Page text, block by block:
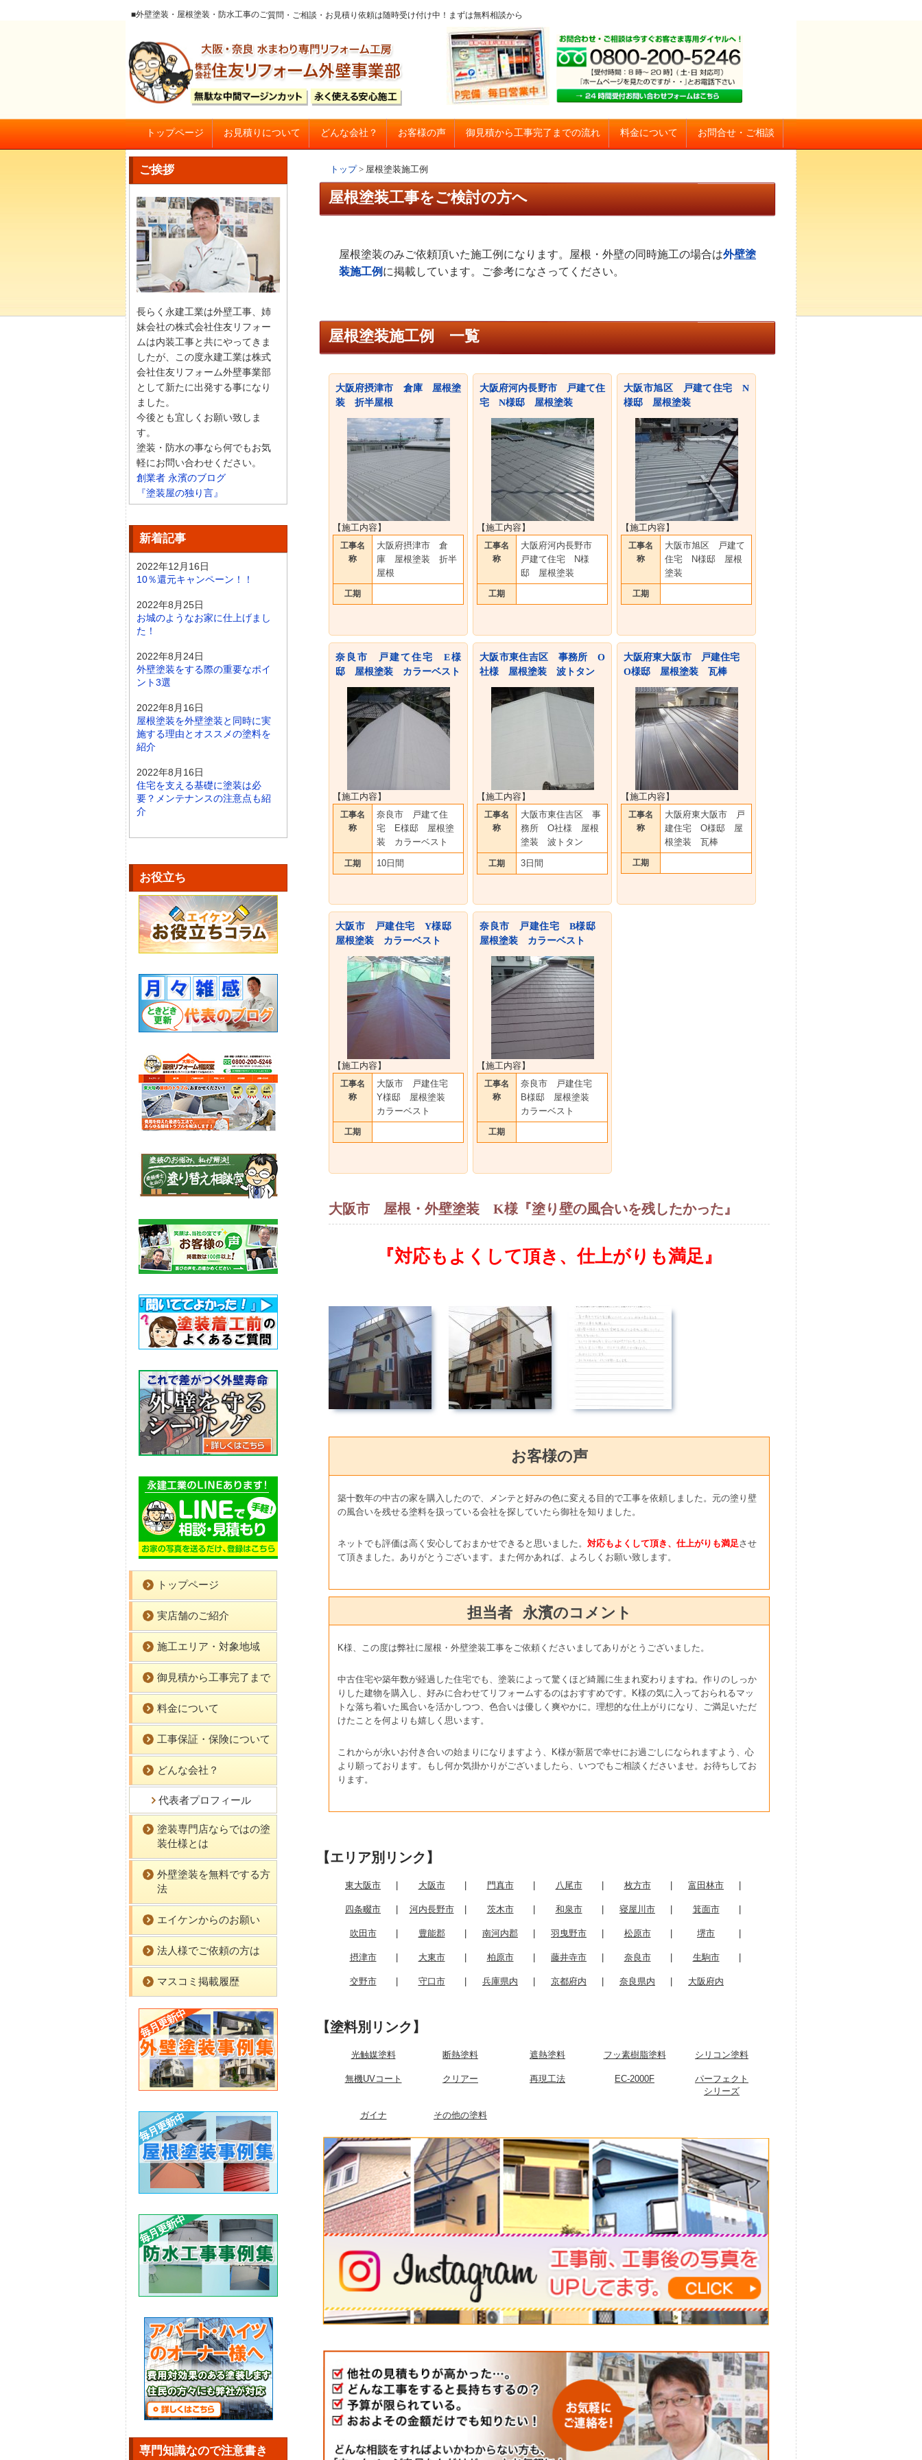
■外壁塗装・屋根塗装・防水工事のご質問・ご相談・お見積り依頼は随時受け付け中！まずは無料相談から
大阪の外壁塗装・屋根塗装 戸建て住宅塗り替え専門店
トップページ お見積りについて どんな会社？ お客様の声 御見積から工事完了までの流れ 料金について お問合せ・ご相談
トップ> 屋根塗装施工例
屋根塗装工事をご検討の方へ
屋根塗装のみご依頼頂いた施工例になります。屋根・外壁の同時施工の場合は外壁塗
装施工例 に掲載しています。ご参考になさってください。
屋根塗装施工例 一覧
大阪府摂津市 倉庫 屋根塗
装 折半屋根
【施工内容】
工事名
称
大阪府摂津市 倉
庫 屋根塗装 折半
屋根
工期
大阪府河内長野市 戸建て住
宅 N様邸 屋根塗装
【施工内容】
工事名
称
大阪府河内長野市
戸建て住宅 N様
邸 屋根塗装
工期
大阪市旭区 戸建て住宅 N
様邸 屋根塗装
【施工内容】
工事名
称
大阪市旭区 戸建て
住宅 N様邸 屋根
塗装
工期
奈良市 戸建て住宅 E様
邸 屋根塗装 カラーベスト
【施工内容】
工事名
称
奈良市 戸建て住
宅 E様邸 屋根塗
装 カラーベスト
工期 10日間
大阪市東住吉区 事務所 O
社様 屋根塗装 波トタン
【施工内容】
工事名
称
大阪市東住吉区 事
務所 O社様 屋根
塗装 波トタン
工期 3日間
大阪府東大阪市 戸建住宅
O様邸 屋根塗装 瓦棒
【施工内容】
工事名
称
大阪府東大阪市 戸
建住宅 O様邸 屋
根塗装 瓦棒
工期
大阪市 戸建住宅 Y様邸
屋根塗装 カラーベスト
【施工内容】
工事名
称
大阪市 戸建住宅
Y様邸 屋根塗装
カラーベスト
工期
奈良市 戸建住宅 B様邸
屋根塗装 カラーベスト
【施工内容】
工事名
称
奈良市 戸建住宅
B様邸 屋根塗装
カラーベスト
工期
大阪市 屋根・外壁塗装 K様『塗り壁の風合いを残したかった』
『対応もよくして頂き、仕上がりも満足』
お客様の声
築十数年の中古の家を購入したので、メンテと好みの色に変える目的で工事を依頼しました。元の塗り壁
の風合いを残せる塗料を扱っている会社を探していたら御社を知りました。
ネットでも評価は高く安心しておまかせできると思いました。 対応もよくして頂き、仕上がりも満足させ
て頂きました。ありがとうございます。また何かあれば、よろしくお願い致します。
担当者 永濱のコメント
K様、この度は弊社に屋根・外壁塗装工事をご依頼くださいましてありがとうございました。
中古住宅や築年数が経過した住宅でも、塗装によって驚くほど綺麗に生まれ変わりますね。作りのしっか
りした建物を購入し、好みに合わせてリフォームするのはおすすめです。K様の気に入っておられるマッ
トな落ち着いた風合いを活かしつつ、色合いは優しく爽やかに。理想的な仕上がりになり、ご満足いただ
けたことを何よりも嬉しく思います。
これからが永いお付き合いの始まりになりますよう、K様が新居で幸せにお過ごしになられますよう、心
より願っております。もし何か気掛かりがございましたら、いつでもご相談くださいませ。お待ちしてお
ります。
【エリア別リンク】
東大阪市 大阪市 門真市 八尾市 枚方市 富田林市
四条畷市 河内長野市 茨木市 和泉市 寝屋川市 箕面市
吹田市 豊能郡 南河内郡 羽曳野市 松原市 堺市
摂津市 大東市 柏原市 藤井寺市 奈良市 生駒市
交野市 守口市 兵庫県内 京都府内 奈良県内 大阪府内
【塗料別リンク】
光触媒塗料 断熱塗料 遮熱塗料 フッ素樹脂塗料 シリコン塗料
無機UVコート クリアー 再現工法 EC-2000F
パーフェクト
シリーズ
ガイナ その他の塗料
ご挨拶
長らく永建工業は外壁工事、姉
妹会社の株式会社住友リフォー
ムは内装工事と共にやってきま
したが、この度永建工業は株式
会社住友リフォーム外壁事業部
として新たに出発する事になり
ました。
今後とも宜しくお願い致しま
す。
塗装・防水の事なら何でもお気
軽にお問い合わせください。
創業者 永濱のブログ
『塗装屋の独り言』
新着記事
2022年12月16日
10％還元キャンペーン！！
2022年8月25日
お城のようなお家に仕上げまし
た！
2022年8月24日
外壁塗装をする際の重要なポイ
ント3選
2022年8月16日
屋根塗装を外壁塗装と同時に実
施する理由とオススメの塗料を
紹介
2022年8月16日
住宅を支える基礎に塗装は必
要？メンテナンスの注意点も紹
介
お役立ち
トップページ
実店舗のご紹介
施工エリア・対象地域
御見積から工事完了まで
料金について
工事保証・保険について
どんな会社？
代表者プロフィール
塗装専門店ならではの塗
装仕様とは
外壁塗装を無料でする方
法
エイケンからのお願い
法人様でご依頼の方は
マスコミ掲載履歴
専門知識なので注意書き